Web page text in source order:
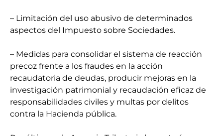
– Limitación del uso abusivo de determinados
aspectos del Impuesto sobre Sociedades.
– Medidas para consolidar el sistema de reacción
precoz frente a los fraudes en la acción
recaudatoria de deudas, producir mejoras en la
investigación patrimonial y recaudación eficaz de
responsabilidades civiles y multas por delitos
contra la Hacienda pública.